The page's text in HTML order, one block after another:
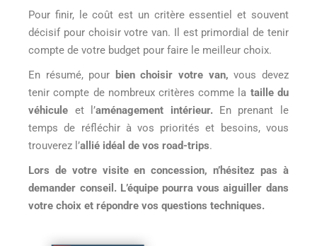
Pour finir, le coût est un critère essentiel et souvent
décisif pour choisir votre van. Il est primordial de tenir
compte de votre budget pour faire le meilleur choix.
En résumé, pour bien choisir votre van, vous devez
tenir compte de nombreux critères comme la taille du
véhicule et l’aménagement intérieur.En prenant le
temps de réfléchir à vos priorités et besoins, vous
trouverez l’allié idéal de vos road-trips.
Lors de votre visite en concession, n’hésitez pas à
demander conseil. L’équipe pourra vous aiguiller dans
votre choix et répondre vos questions techniques.